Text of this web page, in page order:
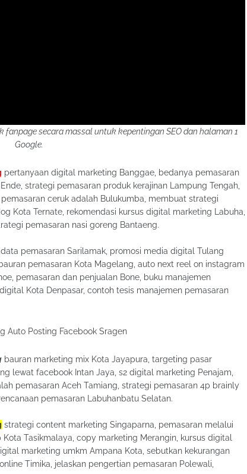
secara massal untuk kepentingan SEO dan halaman 1
Google.
pertanyaan digital marketing Banggae, bedanya pemasaran
strategi pemasaran produk kerajinan Lampung Tengah,
ceruk adalah Bulukumba, membuat strategi
Kota Ternate, rekomendasi kursus digital marketing Labuha,
pemasaran nasi goreng Bantaeng.
pemasaran Sarilamak, promosi media digital Tulang
pemasaran Kota Magelang, auto next reel on instagram
pemasaran dan penjualan Bone, buku manajemen
Kota Denpasar, contoh tesis manajemen pemasaran
bauran marketing mix Kota Jayapura, targeting pasar
lewat facebook Intan Jaya, s2 digital marketing Penajam,
pemasaran Aceh Tamiang, strategi pemasaran 4p brainly
pemasaran Labuhanbatu Selatan.
strategi content marketing Singaparna, pemasaran melalui
Tasikmalaya, copy marketing Merangin, kursus digital
marketing umkm Ampana Kota, sebutkan kekurangan
Timika, jelaskan pengertian pemasaran Polewali,